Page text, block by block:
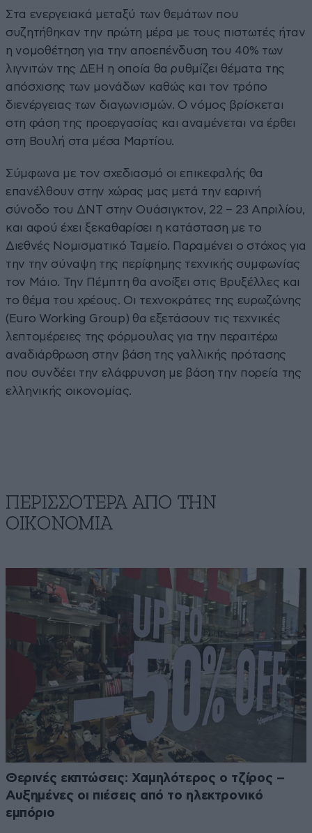
Στα ενεργειακά μεταξύ των θεμάτων που
συζητήθηκαν την πρώτη μέρα με τους πιστωτές ήταν
η νομοθέτηση για την αποεπένδυση του 40% των
λιγνιτών της ΔΕΗ η οποία θα ρυθμίζει θέματα της
απόσχισης των μονάδων καθώς και τον τρόπο
διενέργειας των διαγωνισμών. Ο νόμος βρίσκεται
στη φάση της προεργασίας και αναμένεται να έρθει
στη Βουλή στα μέσα Μαρτίου.
Σύμφωνα με τον σχεδιασμό οι επικεφαλής θα
επανέλθουν στην χώρας μας μετά την εαρινή
σύνοδο του ΔΝΤ στην Ουάσιγκτον, 22 – 23 Απριλίου,
και αφού έχει ξεκαθαρίσει η κατάσταση με το
Διεθνές Νομισματικό Ταμείο. Παραμένει ο στόχος για
την την σύναψη της περίφημης τεχνικής συμφωνίας
τον Μάιο. Την Πέμπτη θα ανοίξει στις Βρυξέλλες και
το θέμα του χρέους. Οι τεχνοκράτες της ευρωζώνης
(Εuro Working Group) θα εξετάσουν τις τεχνικές
λεπτομέρειες της φόρμουλας για την περαιτέρω
αναδιάρθρωση στην βάση της γαλλικής πρότασης
που συνδέει την ελάφρυνση με βάση την πορεία της
ελληνικής οικονομίας.
ΠΕΡΙΣΣΟΤΕΡΑ ΑΠΟ ΤΗΝ
ΟΙΚΟΝΟΜΙΑ
Θερινές εκπτώσεις: Χαμηλότερος ο τζίρος –
Αυξημένες οι πιέσεις από το ηλεκτρονικό
εμπόριο